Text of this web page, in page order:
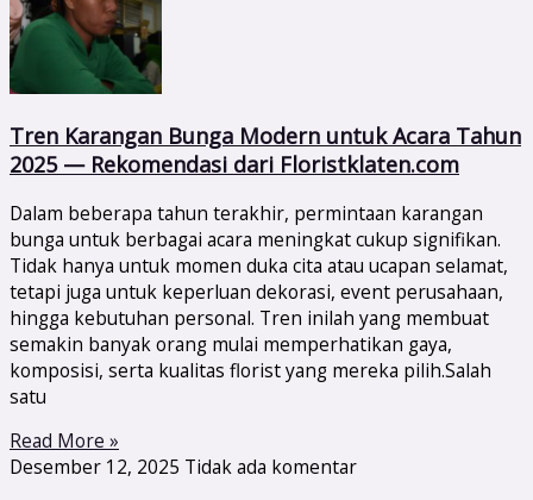
Tren Karangan Bunga Modern untuk Acara Tahun
2025 — Rekomendasi dari Floristklaten.com
Dalam beberapa tahun terakhir, permintaan karangan
bunga untuk berbagai acara meningkat cukup signifikan.
Tidak hanya untuk momen duka cita atau ucapan selamat,
tetapi juga untuk keperluan dekorasi, event perusahaan,
hingga kebutuhan personal. Tren inilah yang membuat
semakin banyak orang mulai memperhatikan gaya,
komposisi, serta kualitas florist yang mereka pilih.Salah
satu
Read More »
Desember 12, 2025 Tidak ada komentar